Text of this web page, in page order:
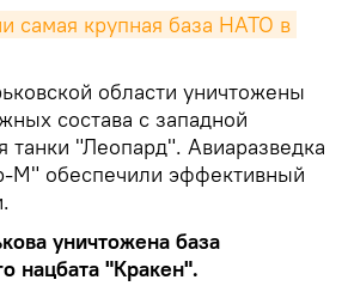
самая крупная база НАТО в
области уничтожены
состава с западной
танки "Леопард". Авиаразведка
М" обеспечили эффективный
уничтожена база
нацбата "Кракен".